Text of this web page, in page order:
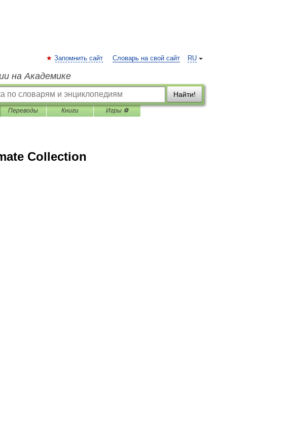
RU
Запомнить сайт Словарь на свой сайт
на Академике
Найти!
Переводы Книги Игры ⚽
Collection